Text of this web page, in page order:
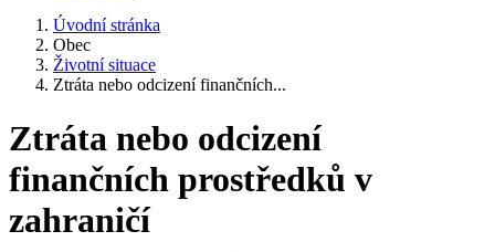
Úvodní stránka
Obec
Životní situace
Ztráta nebo odcizení finančních...
Ztráta nebo odcizení
finančních prostředků v
zahraničí